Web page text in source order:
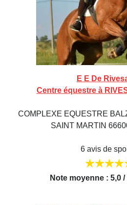
E E De
Centre équestre à
COMPLEXE EQUESTRE
SAINT MARTIN
6 avis de
Note moyenne : 5,0